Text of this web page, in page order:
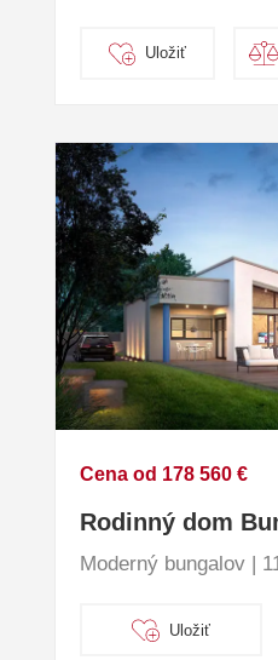
Uložiť
Cena od 178 560 €
Rodinný dom
Moderný bungalov |
Uložiť